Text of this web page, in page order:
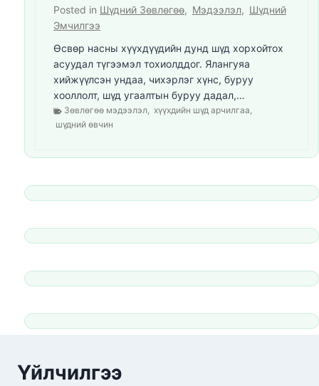
Posted in Шүдний Зөвлөгөө, Мэдээлэл, Шүдний
Эмчилгээ
Өсвөр насны хүүхдүүдийн дунд шүд хорхойтох
асуудал түгээмэл тохиолддог. Ялангуяа
хийжүүлсэн ундаа, чихэрлэг хүнс, буруу
хооллолт, шүд угаалтын буруу дадал,…
Зөвлөгөө мэдээлэл, хүүхдийн шүд арчилгаа,
шүдний өвчин
Үйлчилгээ